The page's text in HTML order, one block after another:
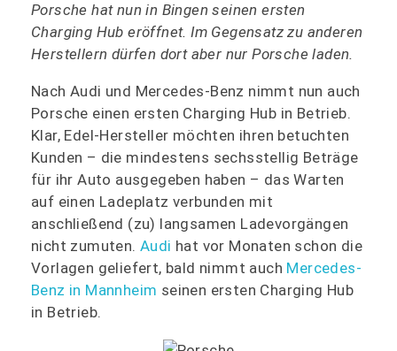
Porsche hat nun in Bingen seinen ersten
Charging Hub eröffnet. Im Gegensatz zu anderen
Herstellern dürfen dort aber nur Porsche laden.
Nach Audi und Mercedes-Benz nimmt nun auch
Porsche einen ersten Charging Hub in Betrieb.
Klar, Edel-Hersteller möchten ihren betuchten
Kunden – die mindestens sechsstellig Beträge
für ihr Auto ausgegeben haben – das Warten
auf einen Ladeplatz verbunden mit
anschließend (zu) langsamen Ladevorgängen
nicht zumuten.Audi hat vor Monaten schon die
Vorlagen geliefert, bald nimmt auch Mercedes-
Benz in Mannheim seinen ersten Charging Hub
in Betrieb.